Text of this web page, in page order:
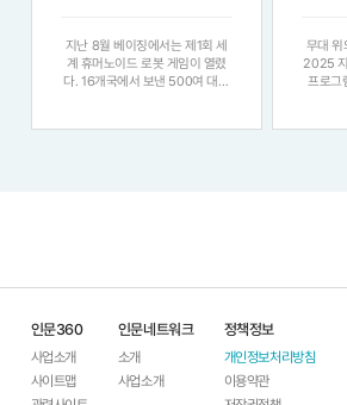
지난 8월 베이징에서는 제1회 세
계 휴머노이드 로봇 게임이 열렸
다. 16개국에서 보낸 500여 대의
현 단계 휴머노이드의 발전을 과시
무대 위
2025 지
프로그램 소개
는 시간
인문360
사업소개
사이트맵
인문네트워크
소개
사업소개
정책정보
개인정보처리방침
이용약관